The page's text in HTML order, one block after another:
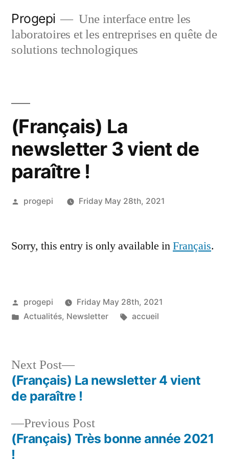
content
Progepi
Une interface entre les
laboratoires et les entreprises en quête de
solutions technologiques
(Français) La
newsletter 3 vient de
paraître !
Posted
progepi Friday May 28th, 2021
Sorry, this entry is only available inFrançais.
Posted
by
progepi
Friday May 28th, 2021
Posted
Actualités, Newsletter Tags:
accueil
Post
navigation
Previous PostPrevious
post:
(Français) Très bonne année 2021
!
Next Post
Next
post:
(Français) La newsletter 4 vient
de paraître !